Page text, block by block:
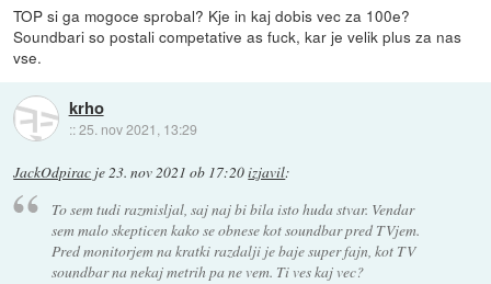
TOP si ga mogoce sprobal? Kje in kaj dobis vec za 100e?
Soundbari so postali competative as fuck, kar je velik plus za nas
vse.
krho
::25. nov 2021, 13:29
JackOdpirac je23. nov 2021 ob 17:20izjavil:
To sem tudi razmisljal, saj naj bi bila isto huda stvar. Vendar
sem malo skepticen kako se obnese kot soundbar pred TVjem.
Pred monitorjem na kratki razdalji je baje super fajn, kot TV
soundbar na nekaj metrih pa ne vem. Ti ves kaj vec?